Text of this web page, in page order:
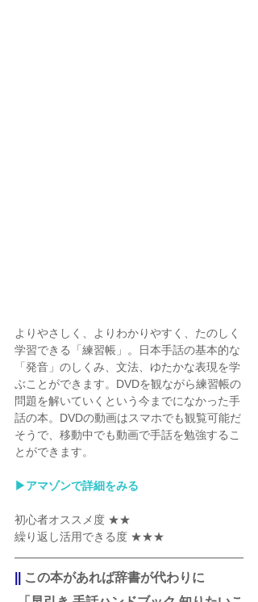
よりやさしく、よりわかりやすく、たのしく
学習できる「練習帳」。日本手話の基本的な
「発音」のしくみ、文法、ゆたかな表現を学
ぶことができます。DVDを観ながら練習帳の
問題を解いていくという今までになかった手
話の本。DVDの動画はスマホでも観覧可能だ
そうで、移動中でも動画で手話を勉強するこ
とができます。
▶︎アマゾンで詳細をみる
初心者オススメ度 ★★
繰り返し活用できる度 ★★★
この本があれば辞書が代わりに